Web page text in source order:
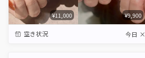
¥11,000 ¥9,900
空き状況 今日 ×